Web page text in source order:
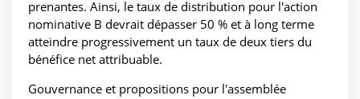
prenantes. Ainsi, le taux de distribution pour l'action
nominative B devrait dépasser 50 % et à long terme
atteindre progressivement un taux de deux tiers du
bénéfice net attribuable.
Gouvernance et propositions pour l'assemblée